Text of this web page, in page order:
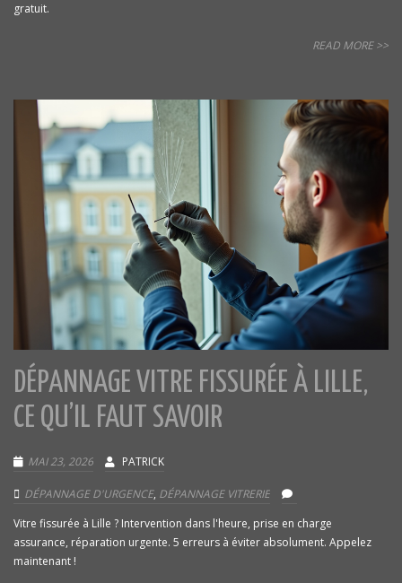
gratuit.
READ MORE >>
DÉPANNAGE VITRE FISSURÉE À LILLE,
CE QU’IL FAUT SAVOIR
MAI 23, 2026 PATRICK
DÉPANNAGE D'URGENCE, DÉPANNAGE VITRERIE
Vitre fissurée à Lille ? Intervention dans l'heure, prise en charge
assurance, réparation urgente. 5 erreurs à éviter absolument. Appelez
maintenant !